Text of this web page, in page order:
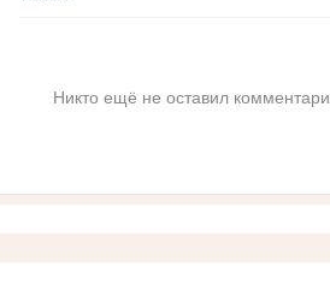
Никто ещё не оставил